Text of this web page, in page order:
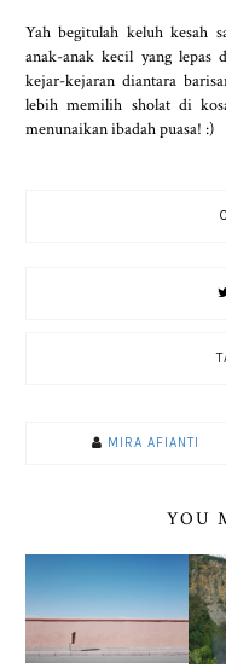
Yah begitulah keluh kesah
anak-anak kecil yang lepas
kejar-kejaran diantara
lebih memilih sholat di
menunaikan ibadah puasa! :)
MIRA AFIANTI
YOU